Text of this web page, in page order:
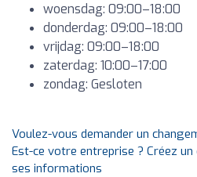
woensdag: 09:00–18:00
donderdag: 09:00–18:00
vrijdag: 09:00–18:00
zaterdag: 10:00–17:00
zondag: Gesloten
Voulez-vous demander un
Est-ce votre entreprise ? Créez
ses informations